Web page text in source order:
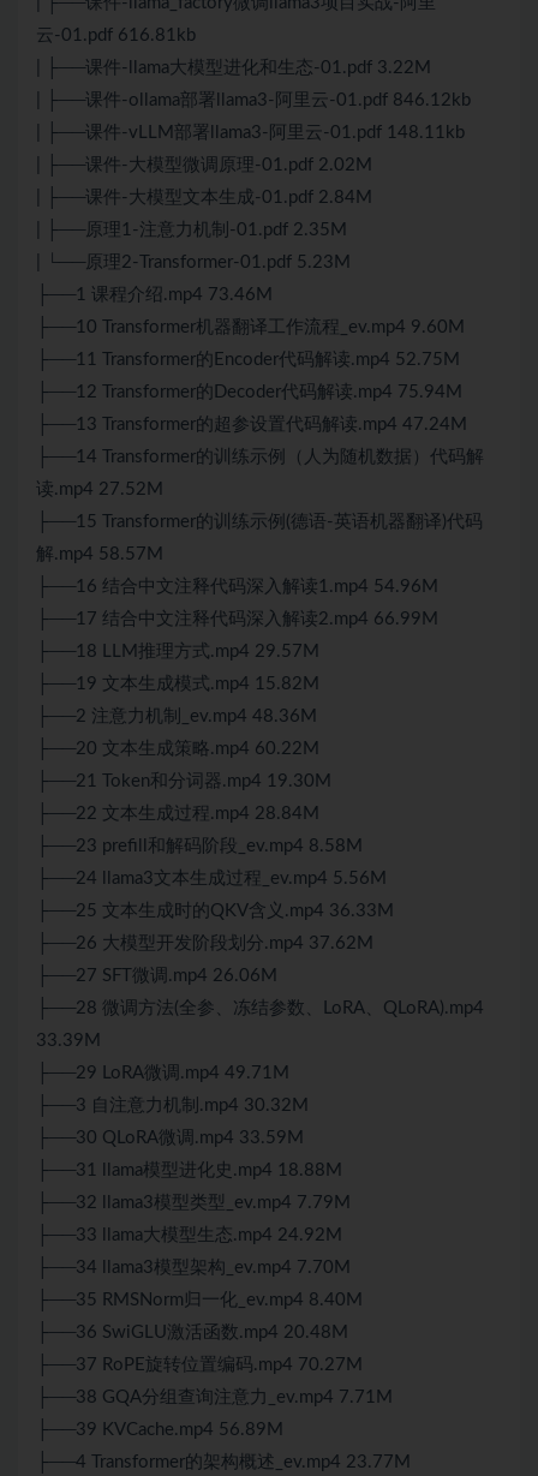
云-01.pdf 616.81kb
| ├──课件-llama大模型进化和生态-01.pdf 3.22M
| ├──课件-ollama部署llama3-阿里云-01.pdf 846.12kb
| ├──课件-vLLM部署llama3-阿里云-01.pdf 148.11kb
| ├──课件-大模型微调原理-01.pdf 2.02M
| ├──课件-大模型文本生成-01.pdf 2.84M
| ├──原理1-注意力机制-01.pdf 2.35M
| └──原理2-Transformer-01.pdf 5.23M
├──1 课程介绍.mp4 73.46M
├──10 Transformer机器翻译工作流程_ev.mp4 9.60M
├──11 Transformer的Encoder代码解读.mp4 52.75M
├──12 Transformer的Decoder代码解读.mp4 75.94M
├──13 Transformer的超参设置代码解读.mp4 47.24M
├──14 Transformer的训练示例（人为随机数据）代码解
读.mp4 27.52M
├──15 Transformer的训练示例(德语-英语机器翻译)代码
解.mp4 58.57M
├──16 结合中文注释代码深入解读1.mp4 54.96M
├──17 结合中文注释代码深入解读2.mp4 66.99M
├──18 LLM推理方式.mp4 29.57M
├──19 文本生成模式.mp4 15.82M
├──2 注意力机制_ev.mp4 48.36M
├──20 文本生成策略.mp4 60.22M
├──21 Token和分词器.mp4 19.30M
├──22 文本生成过程.mp4 28.84M
├──23 prefill和解码阶段_ev.mp4 8.58M
├──24 llama3文本生成过程_ev.mp4 5.56M
├──25 文本生成时的QKV含义.mp4 36.33M
├──26 大模型开发阶段划分.mp4 37.62M
├──27 SFT微调.mp4 26.06M
├──28 微调方法(全参、冻结参数、LoRA、QLoRA).mp4
33.39M
├──29 LoRA微调.mp4 49.71M
├──3 自注意力机制.mp4 30.32M
├──30 QLoRA微调.mp4 33.59M
├──31 llama模型进化史.mp4 18.88M
├──32 llama3模型类型_ev.mp4 7.79M
├──33 llama大模型生态.mp4 24.92M
├──34 llama3模型架构_ev.mp4 7.70M
├──35 RMSNorm归一化_ev.mp4 8.40M
├──36 SwiGLU激活函数.mp4 20.48M
├──37 RoPE旋转位置编码.mp4 70.27M
├──38 GQA分组查询注意力_ev.mp4 7.71M
├──39 KVCache.mp4 56.89M
├──4 Transformer的架构概述_ev.mp4 23.77M